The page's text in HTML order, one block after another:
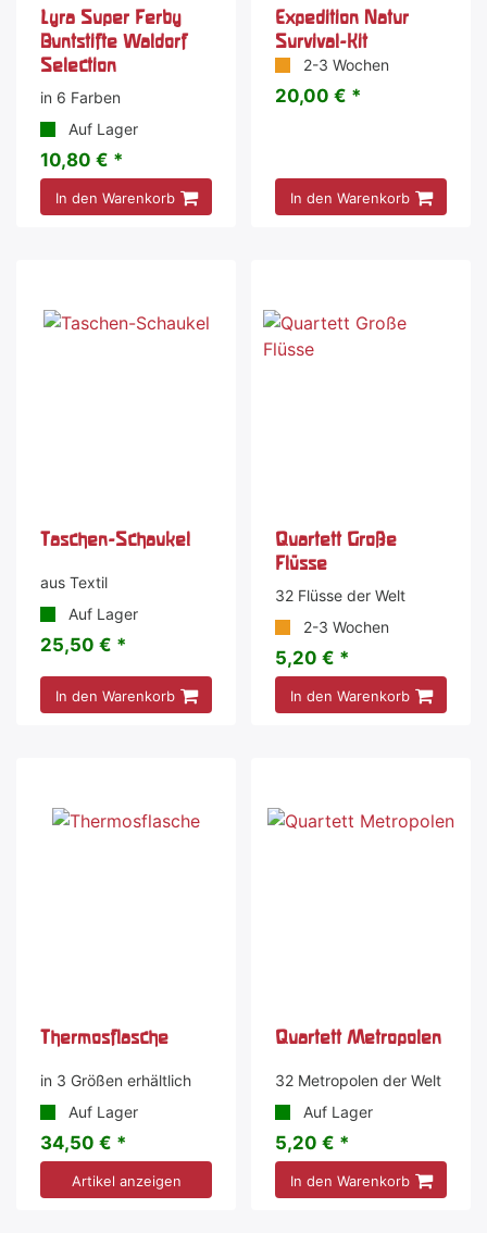
Lyra Super Ferby
Buntstifte Waldorf
Selection
in 6 Farben
Auf Lager
10,80 € *
In den Warenkorb
Expedition Natur
Survival-Kit
2-3 Wochen
20,00 € *
In den Warenkorb
Taschen-Schaukel
aus Textil
Auf Lager
25,50 € *
In den Warenkorb
Quartett Große
Flüsse
32 Flüsse der Welt
2-3 Wochen
5,20 € *
In den Warenkorb
Thermosflasche
in 3 Größen erhältlich
Auf Lager
34,50 € *
Artikel anzeigen
Quartett Metropolen
32 Metropolen der Welt
Auf Lager
5,20 € *
In den Warenkorb